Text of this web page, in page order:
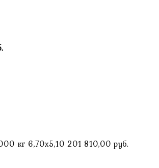
кг 6,70х5,10 201 810,00 руб.